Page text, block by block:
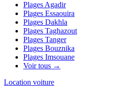
Plages Agadir
Plages Essaouira
Plages Dakhla
Plages Taghazout
Plages Tanger
Plages Bouznika
Plages Imsouane
Voir tous →
Location voiture